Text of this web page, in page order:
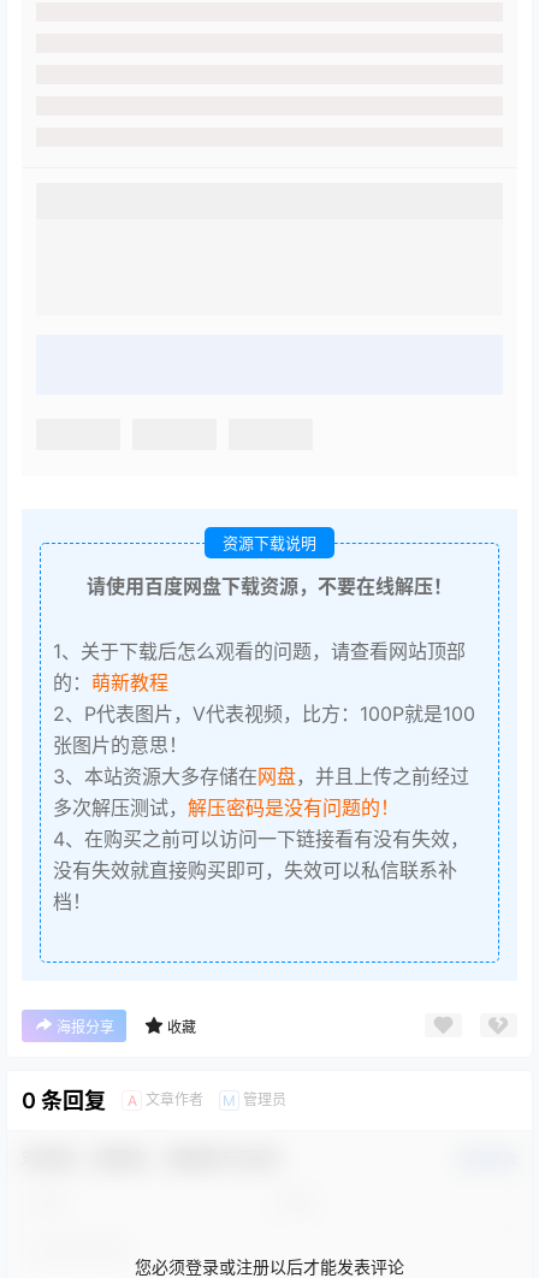
资源下载说明
请使用百度网盘下载资源，不要在线解压！
1、关于下载后怎么观看的问题，请查看网站顶部
的： 萌新教程
2、P代表图片，V代表视频，比方：100P就是100
张图片的意思！
3、本站资源大多存储在网盘，并且上传之前经过
多次解压测试， 解压密码是没有问题的！
4、在购买之前可以访问一下链接看有没有失效，
没有失效就直接购买即可，失效可以私信联系补
档！
海报分享 收藏
0 条回复 A 文章作者 M 管理员
您必须登录或注册以后才能发表评论